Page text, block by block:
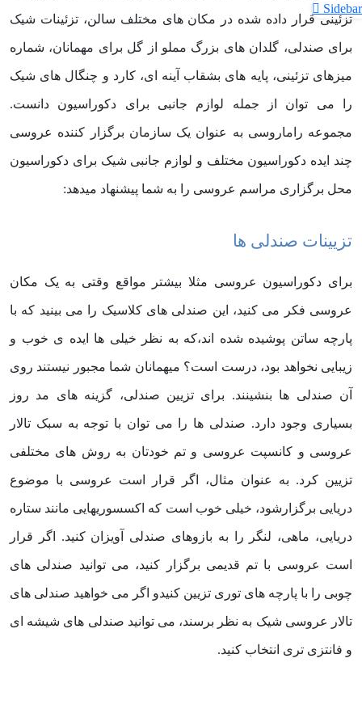
تزئینی قرار داده شده در مکان های مختلف سالن، تزئینات شیک
برای صندلی، گلدان های بزرگ مملو از گل برای مهمانان، شماره
میزهای تزئینی، پایه های بشقاب آینه ای، کارد و چنگال های شیک
را می توان از جمله لوازم جانبی برای دکوراسیون دانست.
مجموعه راماروسی به عنوان یک سازمان برگزار کننده عروسی
چند ایده دکوراسیون مختلف و لوازم جانبی شیک برای دکوراسیون
محل برگزاری مراسم عروسی را به شما پیشنهاد میدهد:
تزیینات صندلی ها
برای دکوراسیون عروسی مثلا بیشتر مواقع وقتی به یک مکان
عروسی فکر می کنید، این صندلی های کلاسیک را می بینید که با
پارچه ساتن پوشیده شده اند،که به نظر خیلی ها ایده ی خوب و
زیبایی نخواهد بود، درست است؟ میهمانان شما مجبور نیستند روی
آن صندلی ها بنشینند. برای تزیین صندلی، گزینه های مد روز
بسیاری وجود دارد. صندلی ها را می توان با توجه به سبک تالار
عروسی و کانسپت عروسی و تم خودتان به روش های مختلفی
تزیین کرد. به عنوان مثال، اگر قرار است عروسی با موضوع
دریایی برگزارشود، خیلی خوب است که اکسسوریهایی مانند ستاره
دریایی، ماهی، لنگر را به بازوهای صندلی آویزان کنید. اگر قرار
است عروسی با تم قدیمی برگزار کنید، می توانید صندلی های
چوبی را با پارچه های توری تزیین کنیدو اگر می خواهید صندلی های
تالار عروسی شیک به نظر برسند، می توانید صندلی های شیشه ای
و فانتزی تری انتخاب کنید.
Sidebar